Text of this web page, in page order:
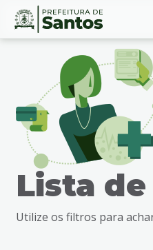
Ir
busca
Conteúdo
Lista
Utilize os filtros para